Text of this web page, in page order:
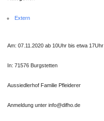
Extern
Am: 07.11.2020 ab 10Uhr bis etwa 17Uhr
In: 71576 Burgstetten
Aussiedlerhof Familie Pfleiderer
Anmeldung unter info@difho.de